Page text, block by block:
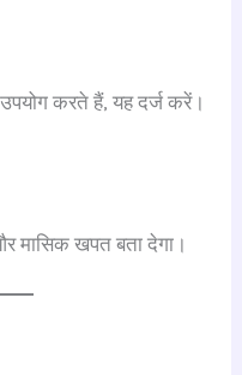
करते हैं, यह दर्ज करें।
खपत बता देगा।